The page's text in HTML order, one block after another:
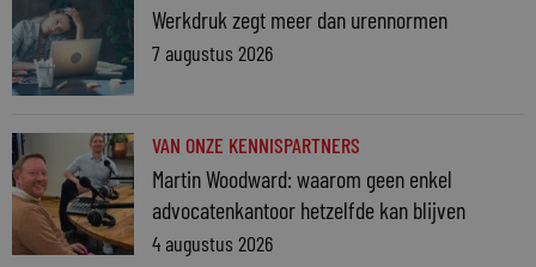
Werkdruk zegt meer dan urennormen
7 augustus 2026
VAN ONZE KENNISPARTNERS
Martin Woodward: waarom geen enkel
advocatenkantoor hetzelfde kan blijven
4 augustus 2026